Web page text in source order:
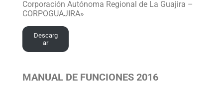
Corporación Autónoma Regional de La Guajira –
CORPOGUAJIRA»
Descarg
ar
MANUAL DE FUNCIONES 2016